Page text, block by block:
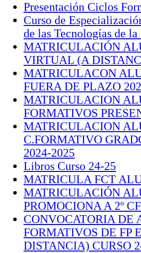
Presentación Ciclos
Curso de
de las Tecnologías de
MATRICULACIÓN
VIRTUAL (A
MATRICULACON
FUERA DE PLAZO
MATRICULACION
FORMATIVOS
MATRICULACION
C.FORMATIVO
2024-2025
Libros Curso 24-25
MATRICULA FCT
MATRICULACIÓN
PROMOCIONA A 2º
CONVOCATORIA DE
FORMATIVOS DE
DISTANCIA) CURSO